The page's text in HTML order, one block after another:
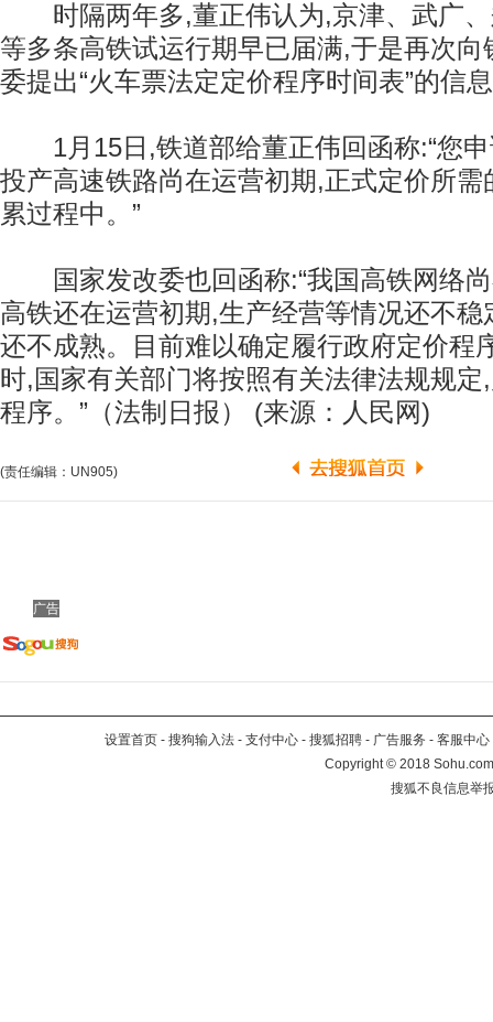
时隔两年多,董正伟认为,京津、武广、
等多条高铁试运行期早已届满,于是再次
委提出“火车票法定定价程序时间表”的信
1月15日,铁道部给董正伟回函称:“您申
投产高速铁路尚在运营初期,正式定价所需
累过程中。”
国家发改委也回函称:“我国高铁网络尚
高铁还在运营初期,生产经营等情况还不
还不成熟。目前难以确定履行政府定价程
时,国家有关部门将按照有关法律法规规
程序。”（法制日报） (来源：人民网)
(责任编辑：UN905)
广告
设置首页 - 搜狗输入法 - 支付中心 - 搜狐招聘 - 广告服务 - 客服中心
Copyright©2018
搜狐不良信息举